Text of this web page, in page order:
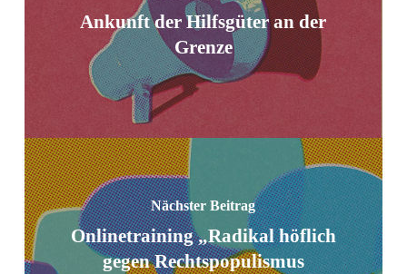
Ankunft der Hilfsgüter an der
Grenze
Nächster Beitrag
Onlinetraining „Radikal höflich
gegen Rechtspopulismus